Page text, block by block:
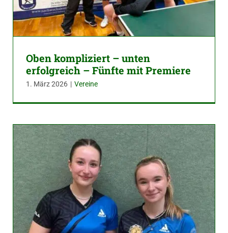
Oben kompliziert – unten
erfolgreich – Fünfte mit Premiere
1. März 2026 | Vereine